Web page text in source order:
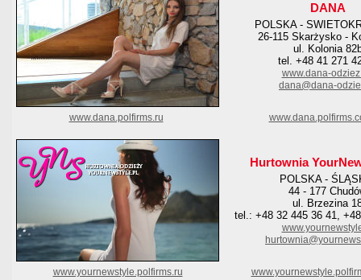
DANA
POLSKA -
26-115 Skarżysko -
ul. Kolonia
tel. +48 41 271
www.dana-
dana@dana-
www.dana.polfirms.ru
Hurtownia
POLSKA -
44 - 177
ul. Brzezina
tel.: +48 32 445 36 41,
www.yournewstyle.polfirms.ru